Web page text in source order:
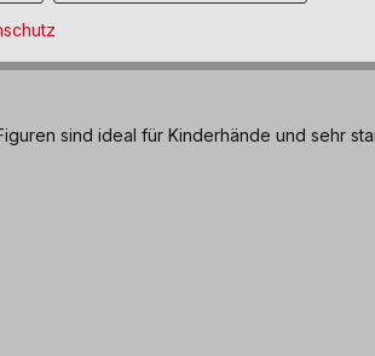
sind ideal für Kinderhände und sehr